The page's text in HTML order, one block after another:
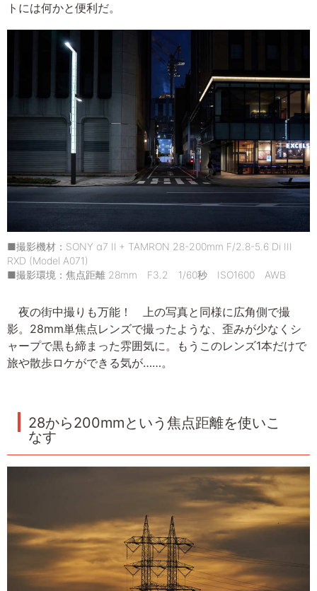
トには何かと便利だ。
■撮影機材：SONY α7 Ⅱ + TAMRON 28-200mm F/2.8-5.6 Di III
RXD (Model A071)
■撮影環境：焦点距離 28mm F3.2 1/60秒 ISO1600 AWB
夜の街中撮りも万能！ 上の写真と同様に広角側で撮
影。28mm単焦点レンズで撮ったような、歪みが少なくシ
ャープで黒も締まった雰囲気に。もうこのレンズ1本だけで
旅や散歩ロケができる気が……。
28から200mmという焦点距離を使いこ
なす